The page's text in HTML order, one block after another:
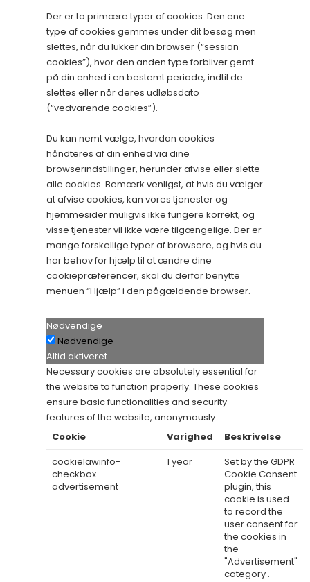
Der er to primære typer af cookies. Den ene
type af cookies gemmes under dit besøg men
slettes, når du lukker din browser (“session
cookies”), hvor den anden type forbliver gemt
på din enhed i en bestemt periode, indtil de
slettes eller når deres udløbsdato
(“vedvarende cookies”).
Du kan nemt vælge, hvordan cookies
håndteres af din enhed via dine
browserindstillinger, herunder afvise eller slette
alle cookies. Bemærk venligst, at hvis du vælger
at afvise cookies, kan vores tjenester og
hjemmesider muligvis ikke fungere korrekt, og
visse tjenester vil ikke være tilgængelige. Der er
mange forskellige typer af browsere, og hvis du
har behov for hjælp til at ændre dine
cookiepræferencer, skal du derfor benytte
menuen “Hjælp” i den pågældende browser.
Nødvendige
Nødvendige
Altid aktiveret
Necessary cookies are absolutely essential for
the website to function properly. These cookies
ensure basic functionalities and security
features of the website, anonymously.
Cookie
Varighed
Beskrivelse
cookielawinfo-
checkbox-
advertisement
1 year
Set by the GDPR
Cookie Consent
plugin, this
cookie is used
to record the
user consent for
the cookies in
the
"Advertisement"
category .